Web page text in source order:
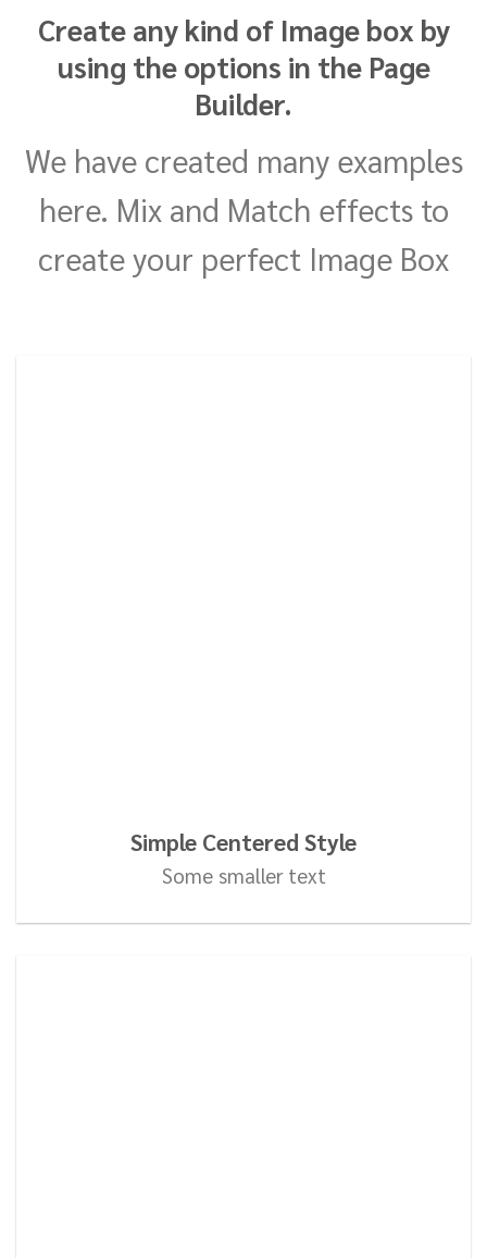
Create any kind of Image box by
using the options in the Page
Builder.
We have created many examples
here. Mix and Match effects to
create your perfect Image Box
Simple Centered Style
Some smaller text